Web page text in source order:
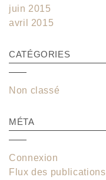
juin 2015
avril 2015
CATÉGORIES
Non classé
MÉTA
Connexion
Flux des publications